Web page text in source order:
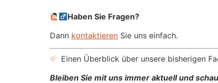
Haben Sie Fragen?
Dann kontaktieren Sie uns einfach.
Einen Überblick über unsere bisherigen
Bleiben Sie mit uns immer aktuell und